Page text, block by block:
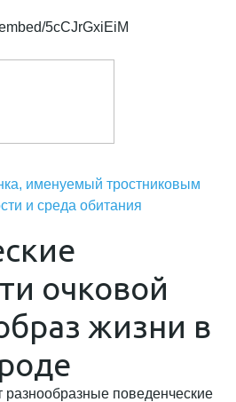
5cCJrGxiEiM
именуемый тростниковым
и среда обитания
очковой
жизни в
поведенческие